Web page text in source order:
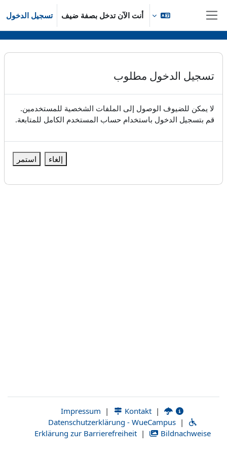
تخطى إلى المحتوى الرئيسي
أنت الآن تدخل بصفة ضيف تسجيل الدخول
تسجيل الدخول مطلوب
لا يمكن للضيوف الوصول إلى الملفات الشخصية للمستخدمين.
قم بتسجيل الدخول باستخدام حساب المستخدم الكامل للمتابعة.
إلغاء استمر
| Kontakt |
Datenschutzerklärung - WueCampus |
Erklärung zur Barrierefreiheit | Bildnachweise